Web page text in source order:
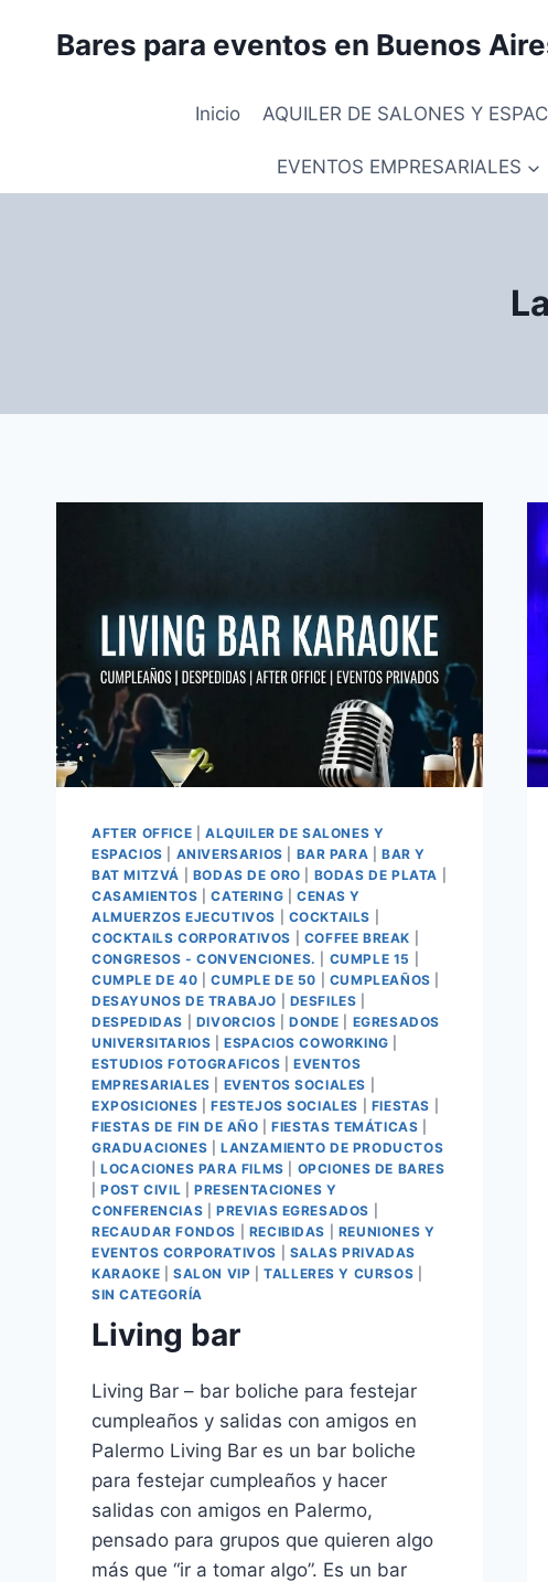
Bares para eventos en Buenos
Inicio AQUILER DE SALONES Y
EVENTOS EMPRESARIALES
AFTER OFFICE
ALQUILER DE SALONES Y
ESPACIOS
ANIVERSARIOS BAR PARA |BAR Y
BAT MITZVÁ
BODAS DE ORO BODAS DE PLATA
CASAMIENTOS |CATERING
CENAS Y
ALMUERZOS EJECUTIVOS
COCKTAILS
COCKTAILS CORPORATIVOS
COFFEE BREAK
CONGRESOS - CONVENCIONES.
CUMPLE 15
CUMPLE DE 40
CUMPLE DE 50 CUMPLEAÑOS
DESAYUNOS DE TRABAJO
DESFILES
DESPEDIDAS
DIVORCIOS DONDE
EGRESADOS
UNIVERSITARIOS |ESPACIOS COWORKING
ESTUDIOS FOTOGRAFICOS |EVENTOS
EMPRESARIALES
EVENTOS SOCIALES
EXPOSICIONES
FESTEJOS SOCIALES FIESTAS
FIESTAS DE FIN DE AÑO |FIESTAS TEMÁTICAS
GRADUACIONES
LANZAMIENTO DE PRODUCTOS
|LOCACIONES PARA FILMS
OPCIONES DE BARES
|POST CIVIL
PRESENTACIONES Y
CONFERENCIAS
PREVIAS EGRESADOS
RECAUDAR FONDOS
RECIBIDAS
REUNIONES Y
EVENTOS CORPORATIVOS
SALAS PRIVADAS
KARAOKE
SALON VIP |TALLERES Y CURSOS
SIN CATEGORÍA
Living bar
Living Bar – bar boliche para festejar
cumpleaños y salidas con amigos en
Palermo Living Bar es un bar boliche
para festejar cumpleaños y hacer
salidas con amigos en Palermo,
pensado para grupos que quieren algo
más que “ir a tomar algo”. Es un bar